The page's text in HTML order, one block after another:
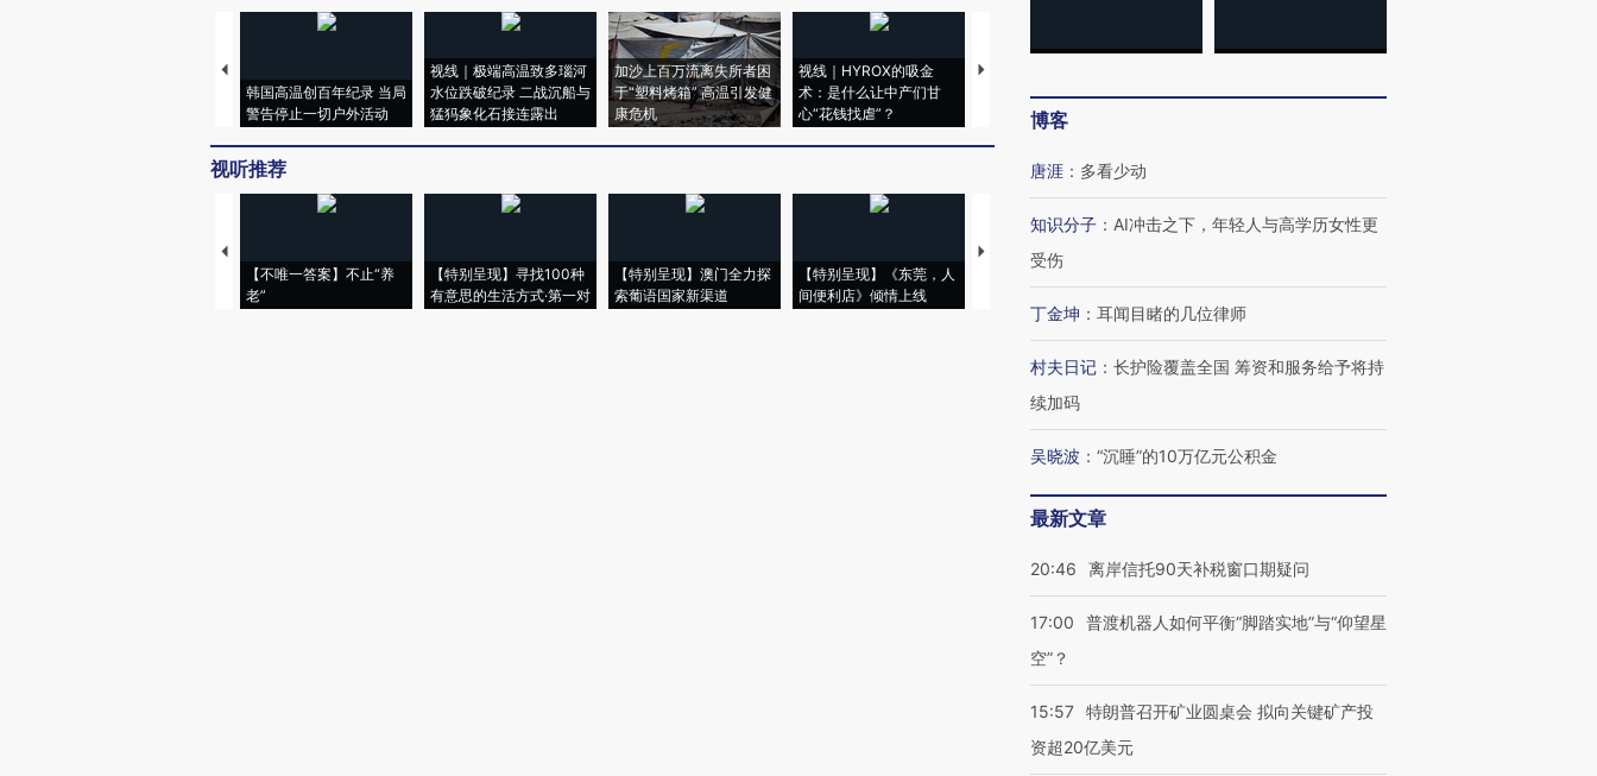
韩国高温创百年纪录 当局
警告停止一切户外活动
视线｜极端高温致多瑙河
水位跌破纪录 二战沉船与
猛犸象化石接连露出
加沙上百万流离失所者困
于“塑料烤箱” 高温引发健
康危机
视线｜HYROX的吸金
术：是什么让中产们甘
心“花钱找虐”？
马航飞行员跨国走私7万
粒摇头丸 尿检体内含3种
度Z世代 用街头抗争将教
机”？难民潮撕裂西班牙
视听推荐
【不唯一答案】不止“养
老”
【特别呈现】寻找100种
有意思的生活方式·第一对
【特别呈现】澳门全力探
索葡语国家新渠道
【特别呈现】《东莞，人
间便利店》倾情上线
【推广】走进第四届链博
会，让数智科技“链”接产
博客
唐涯 ： 多看少动
知识分子 ： AI冲击之下，年轻人与高学历女性更
受伤
丁金坤 ： 耳闻目睹的几位律师
村夫日记 ： 长护险覆盖全国 筹资和服务给予将持
续加码
吴晓波 ： “沉睡”的10万亿元公积金
最新文章
20:46 离岸信托90天补税窗口期疑问
17:00
普渡机器人如何平衡“脚踏实地”与“仰望星
空”？
15:57 特朗普召开矿业圆桌会 拟向关键矿产投
资超20亿美元